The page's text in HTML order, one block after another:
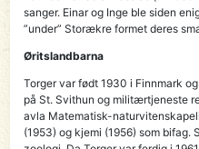
sanger. Einar og Inge ble siden
”under” Storækre formet deres
Øritslandbarna
Torger var født 1930 i Finnmark
på St. Svithun og militærtjeneste
avla Mate­matisk-
(1953) og kjemi (1956) som bifag.